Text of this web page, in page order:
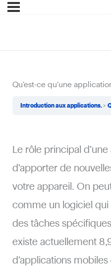
Qu’est-ce qu’une
Introduction aux applications.
Le rôle principal
d’apporter de
votre appareil. On
comme un logiciel qui
des tâches
existe actuellement
d’applications